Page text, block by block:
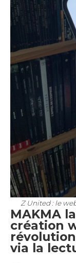
Z United: le
MAKMA
création
via la